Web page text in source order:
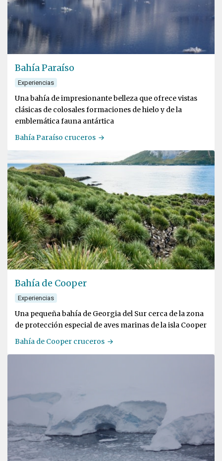
Bahía Paraíso
Experiencias
Una bahía de impresionante belleza que ofrece vistas
clásicas de colosales formaciones de hielo y de la
emblemática fauna antártica
Bahía Paraíso cruceros
Bahía de Cooper
Experiencias
Una pequeña bahía de Georgia del Sur cerca de la zona
de protección especial de aves marinas de la isla Cooper
Bahía de Cooper cruceros